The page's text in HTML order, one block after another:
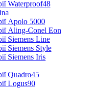
Waterproof48
Apolo 5000
Aling-Conel Eon
Siemens Line
Siemens Style
Siemens Iris
Quadro45
Logus90